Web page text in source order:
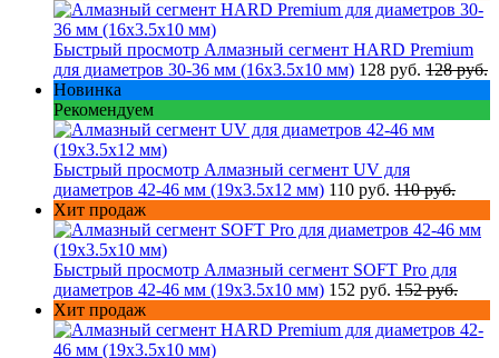
Быстрый просмотр Алмазный сегмент HARD Premium
для диаметров 30-36 мм (16х3.5х10 мм) 128 руб. 128 руб.
Новинка
Рекомендуем
Быстрый просмотр Алмазный сегмент UV для
диаметров 42-46 мм (19х3.5х12 мм) 110 руб. 110 руб.
Хит продаж
Быстрый просмотр Алмазный сегмент SOFT Pro для
диаметров 42-46 мм (19х3.5х10 мм) 152 руб. 152 руб.
Хит продаж